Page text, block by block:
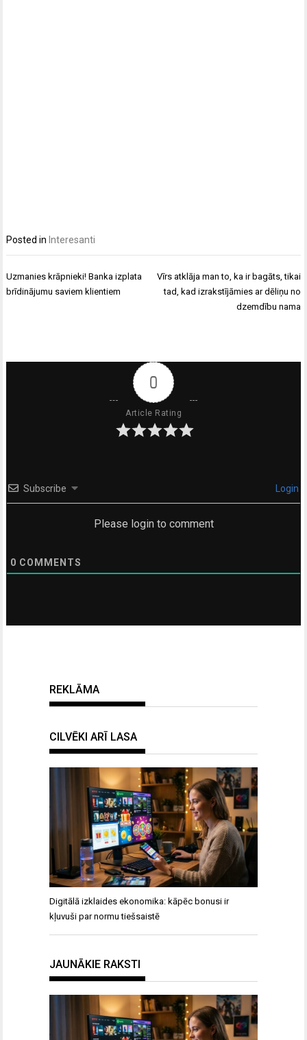
Posted in Interesanti
Ziņu
izvēlne
Uzmanies krāpnieki! Banka izplata
brīdinājumu saviem klientiem
Vīrs atklāja man to, ka ir bagāts, tikai
tad, kad izrakstījāmies ar dēliņu no
dzemdību nama
0
Article Rating
Subscribe Login
Please login to comment
0 COMMENTS
REKLĀMA
CILVĒKI ARĪ LASA
Digitālā izklaides ekonomika: kāpēc bonusi ir
kļuvuši par normu tiešsaistē
JAUNĀKIE RAKSTI